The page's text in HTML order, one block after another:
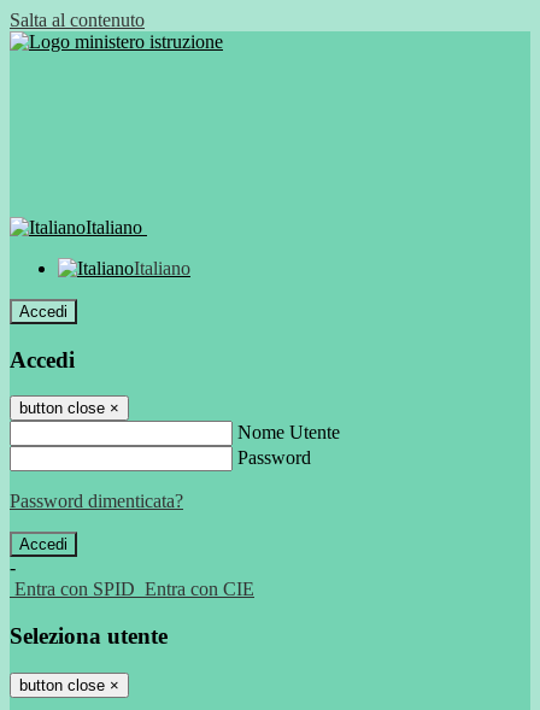
Salta al contenuto
Italiano
Italiano
Accedi
Accedi
button close ×
Nome Utente
Password
Password dimenticata?
-
Entra con SPID Entra con CIE
Seleziona utente
button close ×